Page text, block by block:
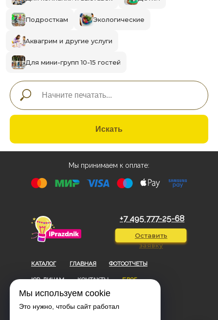
Подросткам Экологические
Аквагрим и другие услуги
Для мини-групп 10-15 гостей
Искать
Мы принимаем к оплате:
ФОТООТЧЕТЫ
КАТАЛОГ
+7 495 777-25-68
КОНТАКТЫ
ЮР. ЛИЦАМ
Оставить
заявку
ГЛАВНАЯ
БЛОГ
Мы используем cookie
Это нужно, чтобы сайт работал